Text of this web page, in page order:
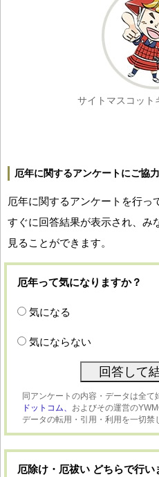
サイトマスコット
厄年に関するアンケートにご協
厄年に関するアンケートを行っ
すぐに回答結果が表示され、み
見ることができます。
厄年って気になりますか？
気になる
気にならない
同アンケートの内容・データは全て
ドットコム、 およびその運営の
データの転用・引用・利用を一切禁
厄除け・厄祓い どちらで行